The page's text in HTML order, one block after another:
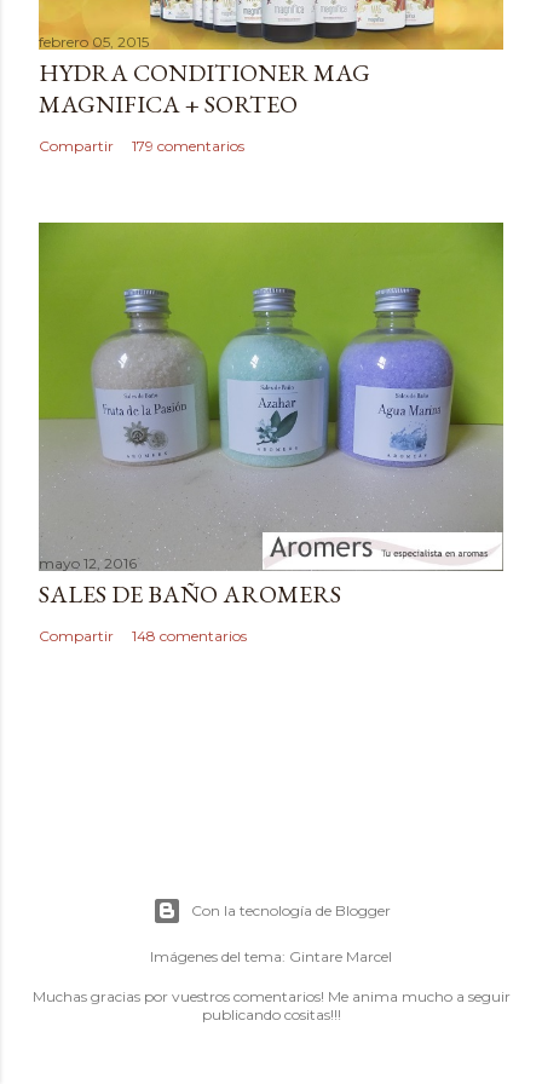
a
r
u
n
c
o
febrero 05, 2015
HYDRA CONDITIONER MAG
MAGNIFICA + SORTEO
Compartir 179 comentarios
mayo 12, 2016
SALES DE BAÑO AROMERS
Compartir 148 comentarios
Con la tecnología de Blogger
Imágenes del tema: Gintare Marcel
Muchas gracias por vuestros comentarios! Me anima mucho a seguir
publicando cositas!!!